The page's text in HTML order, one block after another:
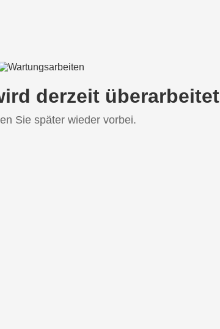
derzeit überarbeitet
Sie später wieder vorbei.